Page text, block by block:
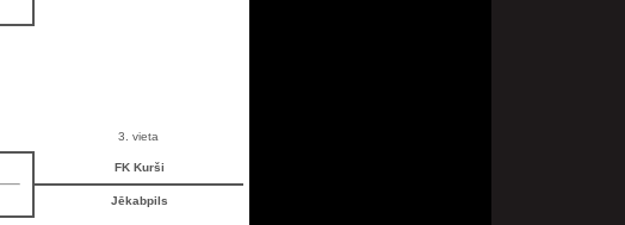
3. vieta
FK Kurši
Jēkabpils